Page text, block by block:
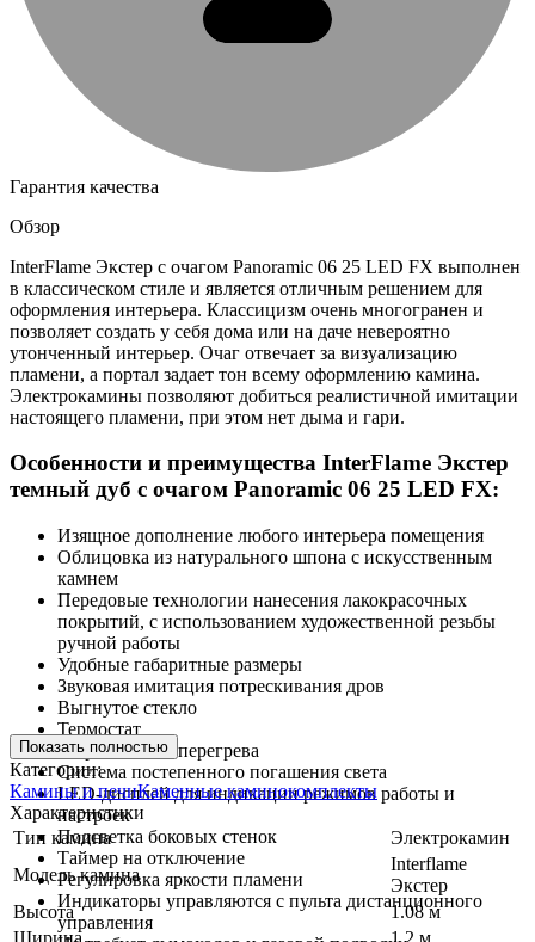
Гарантия качества
Обзор
InterFlame Экстер с очагом Panoramic 06 25 LED FX выполнен
в классическом стиле и является отличным решением для
оформления интерьера. Классицизм очень многогранен и
позволяет создать у себя дома или на даче невероятно
утонченный интерьер. Очаг отвечает за визуализацию
пламени, а портал задает тон всему оформлению камина.
Электрокамины позволяют добиться реалистичной имитации
настоящего пламени, при этом нет дыма и гари.
Особенности и преимущества InterFlame Экстер
темный дуб с очагом Panoramic 06 25 LED FX:
Изящное дополнение любого интерьера помещения
Облицовка из натурального шпона с искусственным
камнем
Передовые технологии нанесения лакокрасочных
покрытий, с использованием художественной резьбы
ручной работы
Удобные габаритные размеры
Звуковая имитация потрескивания дров
Выгнутое стекло
Термостат
Устройство от перегрева
Система постепенного погашения света
LED-дисплей для индикации режимов работы и
настроек
Подсветка боковых стенок
Таймер на отключение
Регулировка яркости пламени
Индикаторы управляются с пульта дистанционного
управления
Показать полностью
Категории:
Камины и печиКаменные каминокомплекты
Характеристики
Тип камина
Электрокамин
Модель камина
Interflame
Экстер
Высота
1.08 м
Ширина
1.2 м